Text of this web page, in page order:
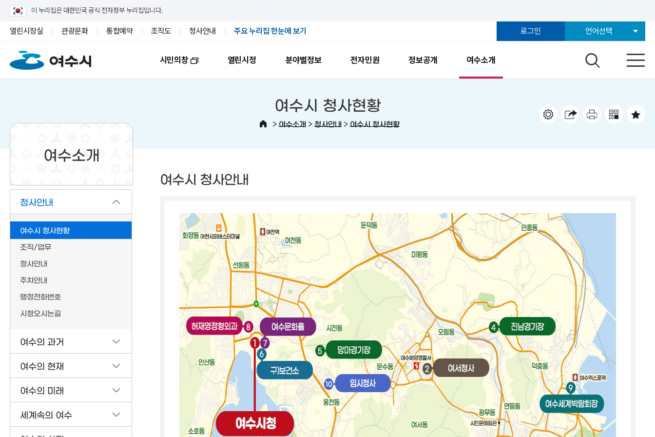
이 누리집은 대한민국 공식 전자정부 누리집입니다.
열린시장실 관광문화 통합예약 조직도 청사안내 주요 누리집 한눈에 보기 로그인 언어선택
시민의창 열린시정 분야별정보 전자민원 정보공개 여수소개
여수소개
청사안내
여수시 청사현황
조직/업무
청사안내
주차안내
행정전화번호
시청오시는길
여수의 과거
여수의 현재
여수의 미래
세계속의 여수
여수시 청사현황
> 여수소개> 청사안내> 여수시 청사현황
여수시 청사안내